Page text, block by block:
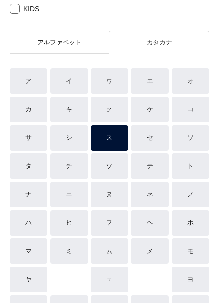
KIDS
アルファベット カタカナ
ア イ ウ エ オ
カ キ ク ケ コ
サ シ ス セ ソ
タ チ ツ テ ト
ナ ニ ヌ ネ ノ
ハ ヒ フ ヘ ホ
マ ミ ム メ モ
ヤ ユ ヨ